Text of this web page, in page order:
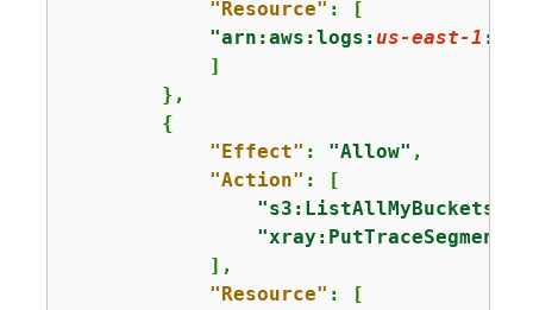
"Resource" : [
"arn:aws:logs:us-east-1 :
            ]
        },
{
"Effect" : "Allow" ,
"Action" : [
"s3:ListAllMyBuckets"
"xray:PutTraceSegments"
            ],
"Resource" : [